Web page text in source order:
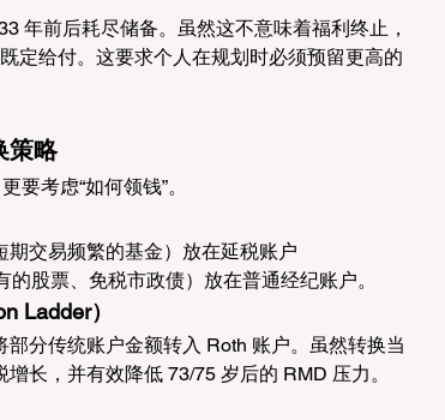
年前后耗尽储备。虽然这不意味着福利终止，
定给付。这要求个人在规划时必须预留更高的
策略
要考虑“如何领钱”。
交易频繁的基金）放在延税账户
股票、免税市政债）放在普通经纪账户。
Ladder）
分传统账户金额转入 Roth 账户。虽然转换当
长，并有效降低 73/75 岁后的 RMD 压力。